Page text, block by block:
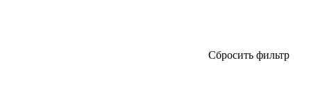
Сбросить фильтр